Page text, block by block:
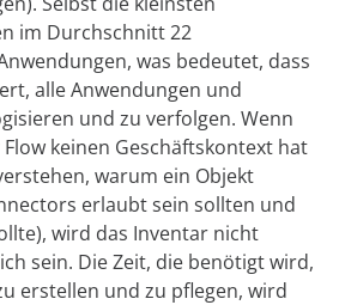
im Durchschnitt 22
was bedeutet, dass
alle Anwendungen und
und zu verfolgen. Wenn
keinen Geschäftskontext hat
warum ein Objekt
erlaubt sein sollten und
wird das Inventar nicht
sein. Die Zeit, die benötigt wird,
erstellen und zu pflegen, wird